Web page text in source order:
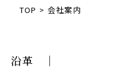
TOP > 会社案内
沿革